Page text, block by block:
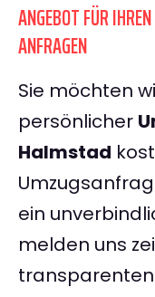
ANGEBOT FÜR
ANFRAGEN
Sie möchten
persönlicher
Halmstad
ein
melden uns